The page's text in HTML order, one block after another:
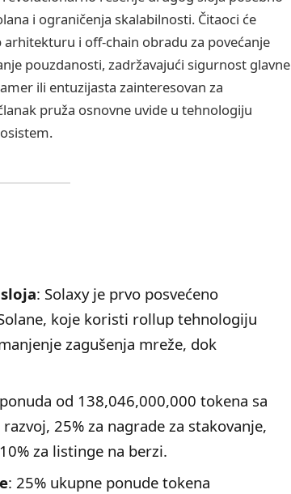
i ograničenja skalabilnosti. Čitaoci će
i off-chain obradu za povećanje
pouzdanosti, zadržavajući sigurnost glavne
ili entuzijasta zainteresovan za
pruža osnovne uvide u tehnologiju
: Solaxy je prvo posvećeno
koje koristi rollup tehnologiju
zagušenja mreže, dok
od 138,046,000,000 tokena sa
25% za nagrade za stakovanje,
za listinge na berzi.
: 25% ukupne ponude tokena